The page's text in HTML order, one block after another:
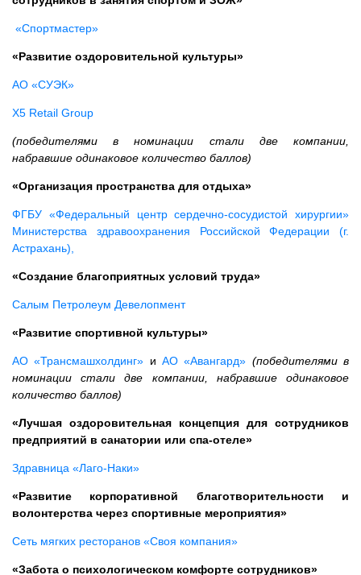
«Спортмастер»
«Развитие оздоровительной культуры»
АО «СУЭК»
X5 Retail Group
(победителями в номинации стали две компании,
набравшие одинаковое количество баллов)
«Организация пространства для отдыха»
ФГБУ «Федеральный центр сердечно-сосудистой хирургии»
Министерства здравоохранения Российской Федерации (г.
Астрахань),
«Создание благоприятных условий труда»
Салым Петролеум Девелопмент
«Развитие спортивной культуры»
АО «Трансмашхолдинг» иАО «Авангард» (победителями в
номинации стали две компании, набравшие одинаковое
количество баллов)
«Лучшая оздоровительная концепция для сотрудников
предприятий в санатории или спа-отеле»
Здравница «Лаго-Наки»
«Развитие корпоративной благотворительности и
волонтерства через спортивные мероприятия»
Сеть мягких ресторанов «Своя компания»
«Забота о психологическом комфорте сотрудников»